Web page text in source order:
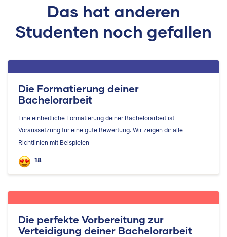
Das hat anderen
Studenten noch gefallen
Die Formatierung deiner
Bachelorarbeit
Eine einheitliche Formatierung deiner Bachelorarbeit ist
Voraussetzung für eine gute Bewertung. Wir zeigen dir alle
Richtlinien mit Beispielen
18
Die perfekte Vorbereitung zur
Verteidigung deiner Bachelorarbeit